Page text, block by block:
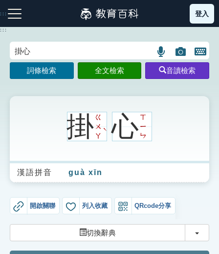
到
主
:::
注音索引圖示 筆畫索引圖示 部首索引表圖示
生字詞彙表
成語故事
索引選單
登入
:::
語
言
搜
圖
片
搜
開
鍵
圖
詞條檢索 全文檢索 音讀檢索
掛ㄍ
ㄨ
ㄚ
ˋ 心ㄒ
ㄧ
ㄣ
漢語拼音 guà xīn
開啟關聯 列入收藏 QRcode分享
切換辭典 切換